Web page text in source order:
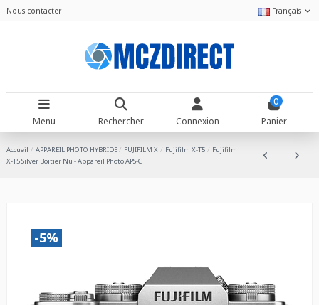
Nous contacter Français
Menu Rechercher Connexion
0
Panier
Accueil APPAREIL PHOTO HYBRIDE FUJIFILM X Fujifilm X-T5
Fujifilm
X-T5 Silver Boitier Nu - Appareil Photo APS-C
-5%